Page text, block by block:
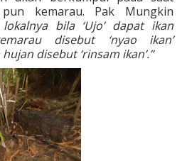
kemarau. Pak Mungkin
lokalnya bila ‘Ujo’ dapat ikan
disebut ‘nyao ikan’
disebut ‘rinsam ikan’.”